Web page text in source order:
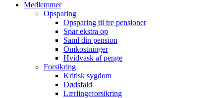
Medlemmer
Opsparing
Opsparing til tre pensioner
Spar ekstra op
Saml din pension
Omkostninger
Hvidvask af penge
Forsikring
Kritisk sygdom
Dødsfald
Lærlingeforsikring